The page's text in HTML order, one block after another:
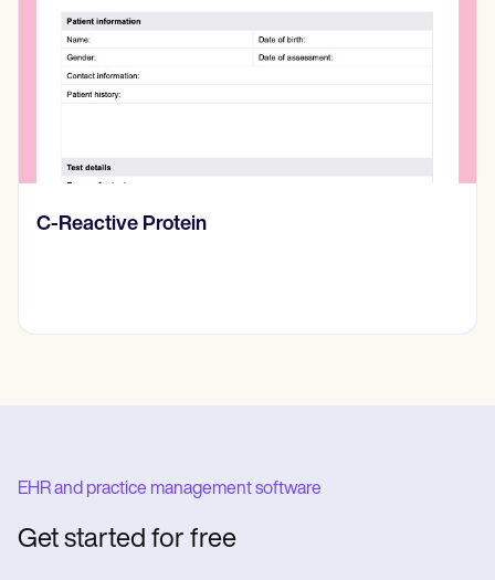
Diario de pensamientos
EHR and practice management software
Get started for free